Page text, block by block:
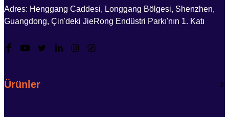
Adres: Henggang Caddesi, Longgang Bölgesi, Shenzhen,
Guangdong, Çin'deki JieRong Endüstri Parkı'nın 1. Katı
Ürünler